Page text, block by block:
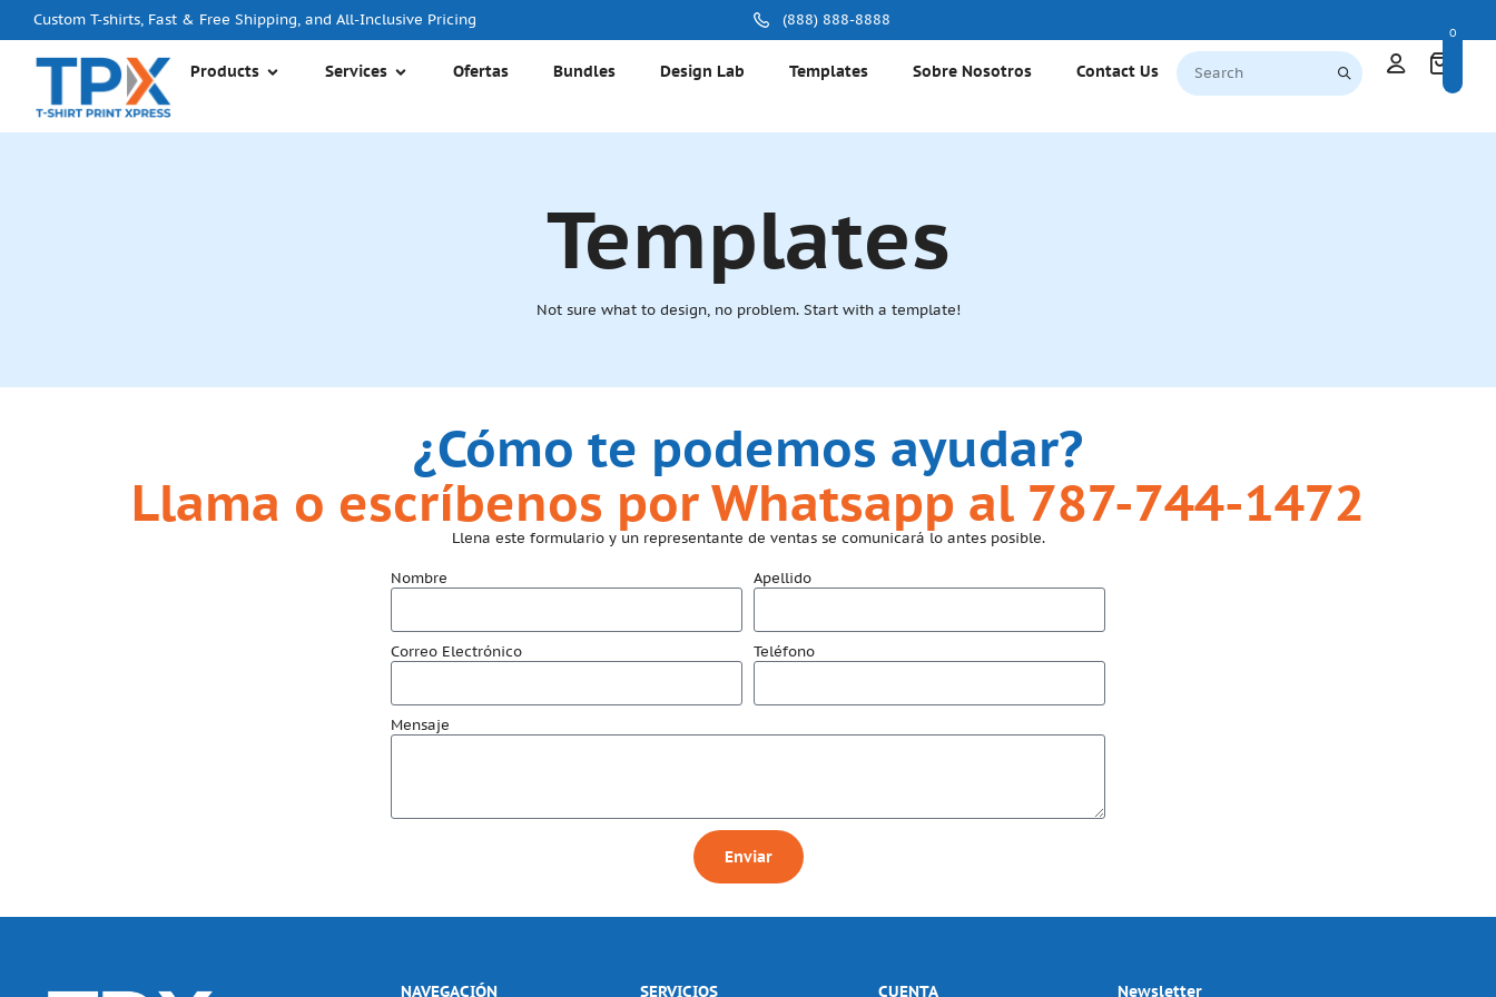
Custom T-shirts, Fast & Free Shipping, and All-Inclusive Pricing (888) 888-8888
Products Services Ofertas Bundles Design Lab Templates Sobre Nosotros Contact Us
0
Templates
Not sure what to design, no problem. Start with a template!
¿Cómo te podemos ayudar?
Llama o escríbenos por Whatsapp al 787-744-1472
Llena este formulario y un representante de ventas se comunicará lo antes posible.
Nombre Apellido
Correo Electrónico Teléfono
Mensaje
Enviar
NAVEGACIÓN SERVICIOS CUENTA Newsletter